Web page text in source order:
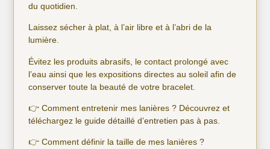
du quotidien.
Laissez sécher à plat, à l’air libre et à l’abri de la
lumière.
Évitez les produits abrasifs, le contact prolongé avec
l’eau ainsi que les expositions directes au soleil afin de
conserver toute la beauté de votre bracelet.
👉 Comment entretenir mes lanières ? Découvrez et
téléchargez le guide détaillé d’entretien pas à pas.
👉 Comment définir la taille de mes lanières ?